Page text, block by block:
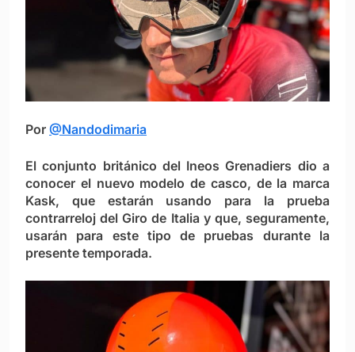
Por @Nandodimaria
El conjunto británico del Ineos Grenadiers dio a
conocer el nuevo modelo de casco, de la marca
Kask, que estarán usando para la prueba
contrarreloj del Giro de Italia y que, seguramente,
usarán para este tipo de pruebas durante la
presente temporada.